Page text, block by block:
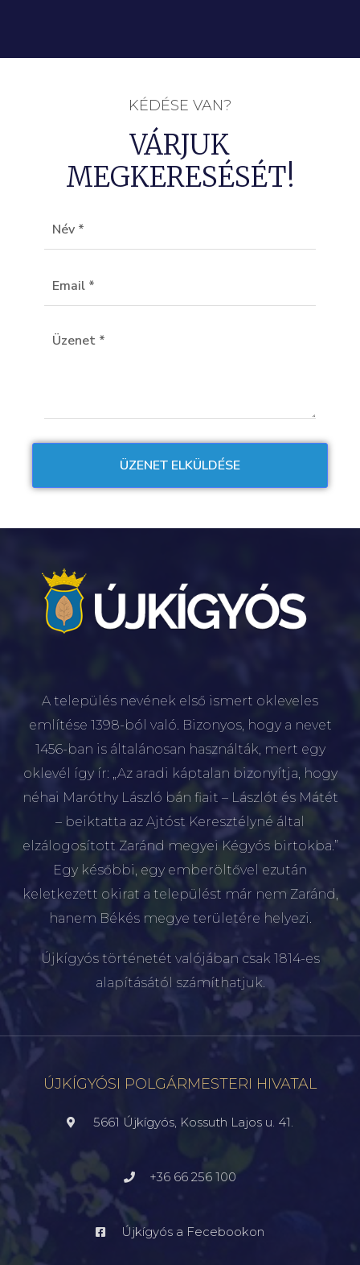
KÉDÉSE VAN?
VÁRJUK
MEGKERESÉSÉT!
A település nevének első ismert okleveles
említése 1398-ból való. Bizonyos, hogy a nevet
1456-ban is általánosan használták, mert egy
oklevél így ír: „Az aradi káptalan bizonyítja, hogy
néhai Maróthy László bán fiait – Lászlót és Mátét
– beiktatta az Ajtóst Keresztélyné által
elzálogosított Zaránd megyei Kégyós birtokba.”
Egy későbbi, egy emberöltővel ezután
keletkezett okirat a települést már nem Zaránd,
hanem Békés megye területére helyezi.
Újkígyós történetét valójában csak 1814-es
alapításától számíthatjuk.
ÚJKÍGYÓSI POLGÁRMESTERI HIVATAL
5661 Újkígyós, Kossuth Lajos u. 41.
+36 66 256 100
Újkígyós a Fecebookon